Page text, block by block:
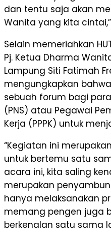
dan tentu saja akan
Wanita yang kita
Selain memeriahkan
Pj. Ketua Dharma
Lampung Siti Fatimah
mengungkapkan
sebuah forum bagi
(PNS) atau Pegawai
Kerja (PPPK) untuk
“Kegiatan ini
untuk bertemu satu
acara ini, kita saling
merupakan
hanya melaksanakan
memang pengen juga
berkenalan satu sama